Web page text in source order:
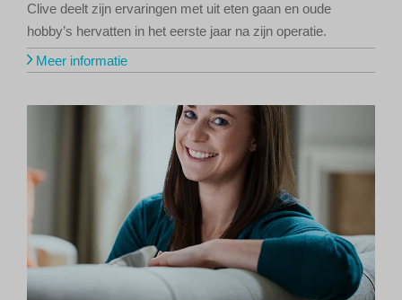
Clive deelt zijn ervaringen met uit eten gaan en oude
hobby’s hervatten in het eerste jaar na zijn operatie.
Meer informatie